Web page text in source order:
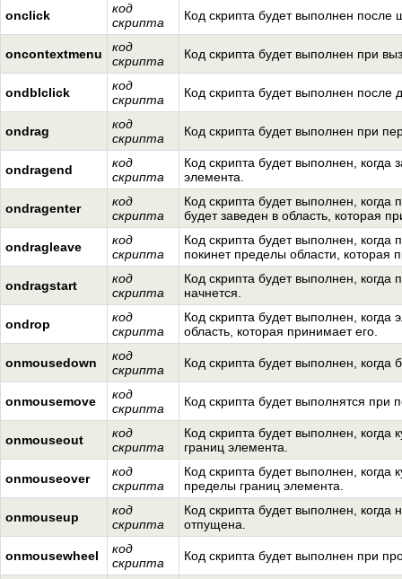
onclick
код
скрипта
Код скрипта будет выполнен
oncontextmenu
код
скрипта
Код скрипта будет выполнен при
ondblclick
код
скрипта
Код скрипта будет выполнен
ondrag
код
скрипта
Код скрипта будет выполнен при
ondragend
код
скрипта
Код скрипта будет выполнен, когда
элемента.
ondragenter
код
скрипта
Код скрипта будет выполнен, когда
будет заведен в область, которая
ondragleave
код
скрипта
Код скрипта будет выполнен, когда
покинет пределы области, которая
ondragstart
код
скрипта
Код скрипта будет выполнен, когда
начнется.
ondrop
код
скрипта
Код скрипта будет выполнен, когда
область, которая принимает его.
onmousedown
код
скрипта
Код скрипта будет выполнен,
onmousemove
код
скрипта
Код скрипта будет выполнятся
onmouseout
код
скрипта
Код скрипта будет выполнен,
границ элемента.
onmouseover
код
скрипта
Код скрипта будет выполнен, когда
пределы границ элемента.
onmouseup
код
скрипта
Код скрипта будет выполнен,
отпущена.
onmousewheel
код
скрипта
Код скрипта будет выполнен при